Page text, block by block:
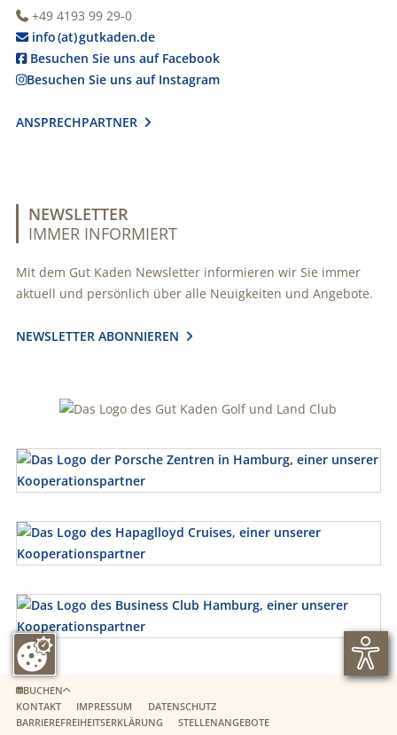
+49 4193 99 29-0
info (at) gutkaden.de
Besuchen Sie uns auf Facebook
Besuchen Sie uns auf Instagram
ANSPRECHPARTNER 
NEWSLETTER
IMMER INFORMIERT
Mit dem Gut Kaden Newsletter informieren wir Sie immer
aktuell und persönlich über alle Neuigkeiten und Angebote.
NEWSLETTER ABONNIEREN 
BUCHEN
KONTAKT
IMPRESSUM
DATENSCHUTZ
BARRIEREFREIHEITSERKLÄRUNG
STELLENANGEBOTE